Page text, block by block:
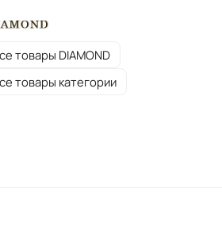
товары DIAMOND
товары категории